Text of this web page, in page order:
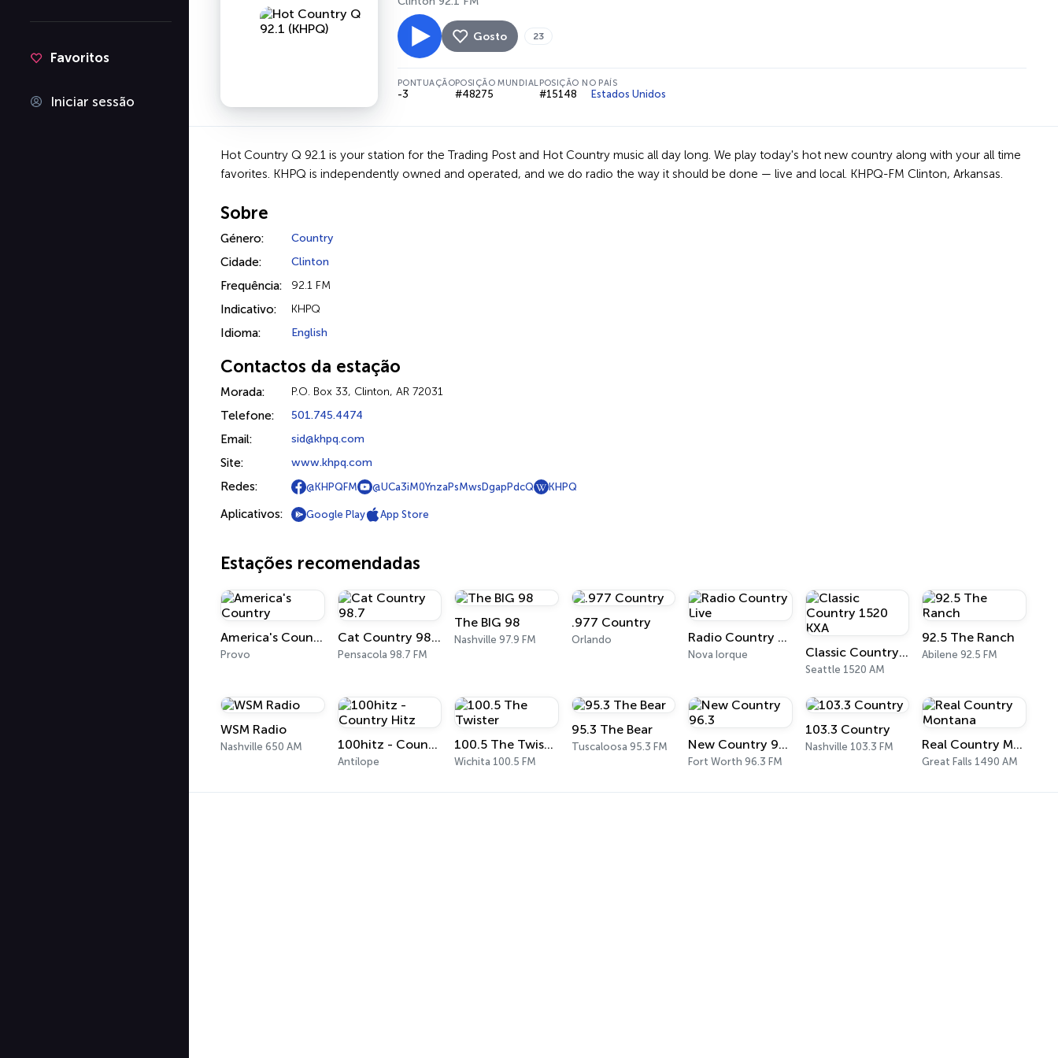
Favoritos
Iniciar sessão
Gosto 23
PONTUAÇÃO
-3
POSIÇÃO MUNDIAL
#48275
POSIÇÃO NO PAÍS
#15148 Estados Unidos
Hot Country Q 92.1 is your station for the Trading Post and Hot Country music all day long. We play today's hot new country along with your all time
favorites. KHPQ is independently owned and operated, and we do radio the way it should be done — live and local. KHPQ-FM Clinton, Arkansas.
Sobre
Género: Country
Cidade: Clinton
Frequência: 92.1 FM
Indicativo: KHPQ
Idioma: English
Contactos da estação
Morada: P.O. Box 33, Clinton, AR 72031
Telefone: 501.745.4474
Email: sid@khpq.com
Site: www.khpq.com
Redes: @KHPQFM @UCa3iM0YnzaPsMwsDgapPdcQ KHPQ
Aplicativos: Google Play App Store
Estações recomendadas
America's Country
Provo
Cat Country 98.7
Pensacola 98.7 FM
The BIG 98
Nashville 97.9 FM
.977 Country
Orlando Radio Country Live
Nova Iorque Classic Country 1520 KXA
Seattle 1520 AM
92.5 The Ranch
Abilene 92.5 FM
WSM Radio
Nashville 650 AM 100hitz - Country Hitz
Antílope
100.5 The Twister
Wichita 100.5 FM
95.3 The Bear
Tuscaloosa 95.3 FM New Country 96.3
Fort Worth 96.3 FM
103.3 Country
Nashville 103.3 FM Real Country Montana
Great Falls 1490 AM